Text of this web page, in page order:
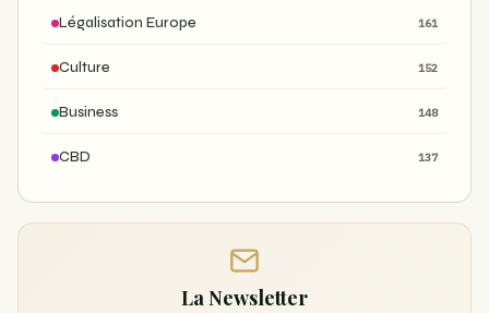
Légalisation Europe 161
Culture 152
Business 148
CBD 137
La Newsletter